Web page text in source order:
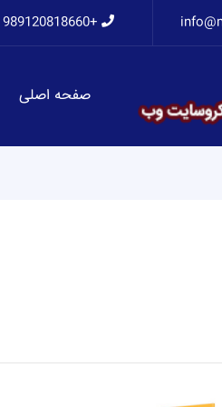
+989120818660
صفحه اصلی